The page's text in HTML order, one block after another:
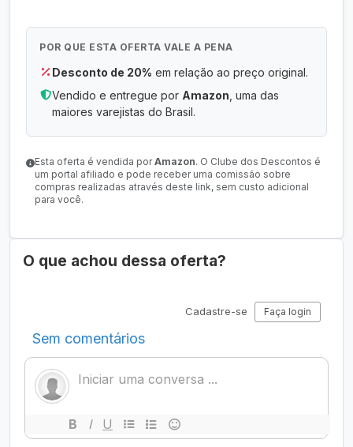
POR QUE ESTA OFERTA VALE A PENA
Desconto de 20% em relação ao preço original.
Vendido e entregue por Amazon , uma das
maiores varejistas do Brasil.
Esta oferta é vendida porAmazon. O Clube dos Descontos é
um portal afiliado e pode receber uma comissão sobre
compras realizadas através deste link, sem custo adicional
para você.
O que achou dessa oferta?